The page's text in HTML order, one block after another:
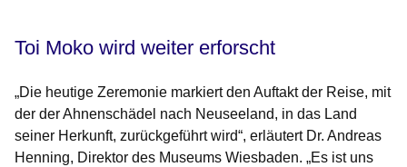
Toi Moko wird weiter erforscht
„Die heutige Zeremonie markiert den Auftakt der Reise, mit
der der Ahnenschädel nach Neuseeland, in das Land
seiner Herkunft, zurückgeführt wird“, erläutert Dr. Andreas
Henning, Direktor des Museums Wiesbaden. „Es ist uns